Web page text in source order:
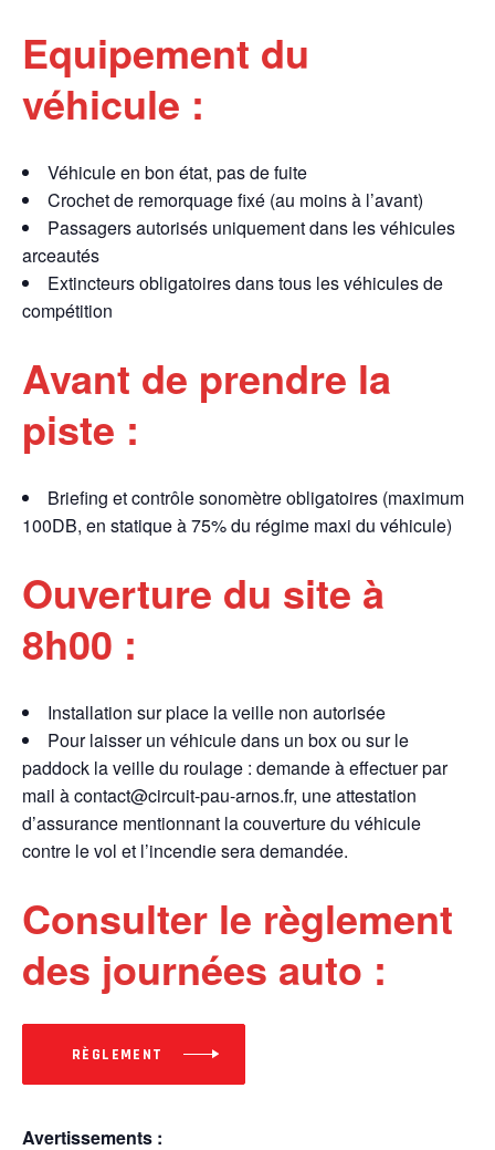
Equipement du
véhicule :
Véhicule en bon état, pas de fuite
Crochet de remorquage fixé (au moins à l’avant)
Passagers autorisés uniquement dans les véhicules
arceautés
Extincteurs obligatoires dans tous les véhicules de
compétition
Avant de prendre la
piste :
Briefing et contrôle sonomètre obligatoires (maximum
100DB, en statique à 75% du régime maxi du véhicule)
Ouverture du site à
8h00 :
Installation sur place la veille non autorisée
Pour laisser un véhicule dans un box ou sur le
paddock la veille du roulage : demande à effectuer par
mail à contact@circuit-pau-arnos.fr, une attestation
d’assurance mentionnant la couverture du véhicule
contre le vol et l’incendie sera demandée.
Consulter le règlement
des journées auto :
RÈGLEMENT
Avertissements :